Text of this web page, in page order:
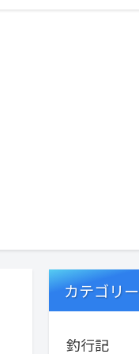
カテゴリー
釣行記